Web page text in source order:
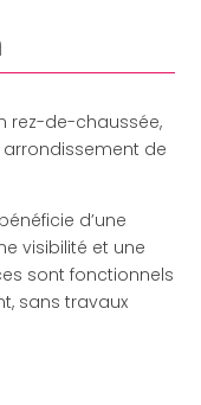
rez-de-chaussée,
de
d’une
visibilité et une
sont fonctionnels
sans travaux